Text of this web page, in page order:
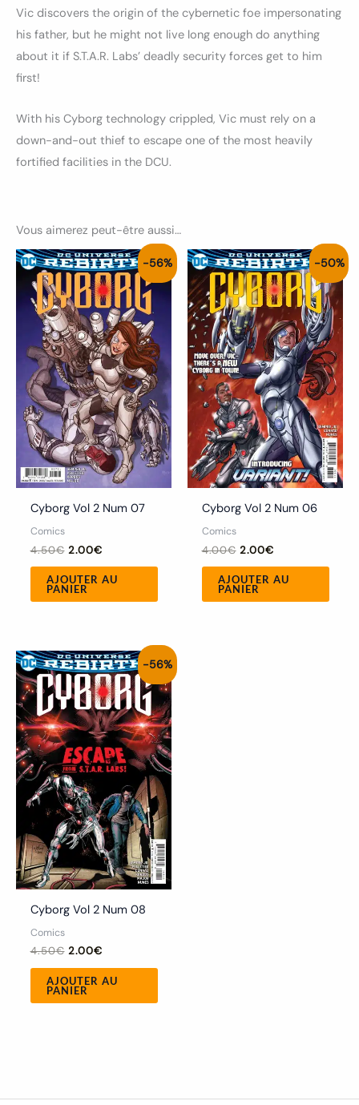
Vic discovers the origin of the cybernetic foe impersonating
his father, but he might not live long enough do anything
about it if S.T.A.R. Labs’ deadly security forces get to him
first!
With his Cyborg technology crippled, Vic must rely on a
down-and-out thief to escape one of the most heavily
fortified facilities in the DCU.
Vous aimerez peut-être aussi…
-56%
Cyborg Vol 2 Num 07
Comics
4.50€
Le
prix
initial
était :
4.50€.
2.00€
Le
prix
actuel
est :
2.00€.
AJOUTER AU
PANIER
-50%
Cyborg Vol 2 Num 06
Comics
4.00€
Le
prix
initial
était :
4.00€.
2.00€
Le
prix
actuel
est :
2.00€.
AJOUTER AU
PANIER
-56%
Cyborg Vol 2 Num 08
Comics
4.50€
Le
prix
initial
était :
4.50€.
2.00€
Le
prix
actuel
est :
2.00€.
AJOUTER AU
PANIER